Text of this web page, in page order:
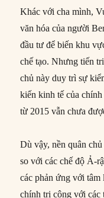
Khác với cha mình,
văn hóa của người
đầu tư để biến khu
chế tạo. Nhưng tiến
chủ này duy trì sự
kiến kinh tế của
từ 2015 vẫn chưa
Dù vậy, nền quân
so với các chế độ Ả-
các phản ứng với
chính trị cộng với các